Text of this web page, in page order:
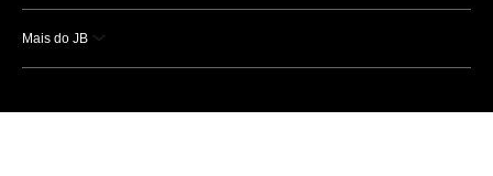
Mais do JB
Esportes